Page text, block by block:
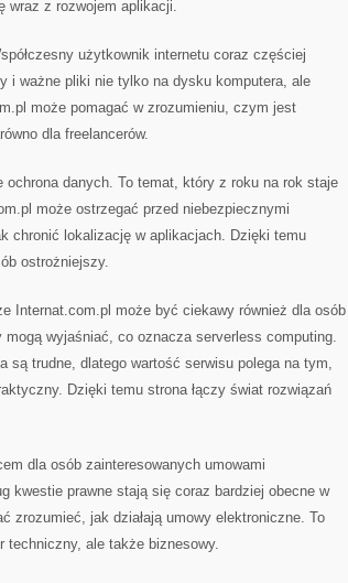
wraz z rozwojem aplikacji.
użytkownik internetu coraz częściej
i ważne pliki nie tylko na dysku komputera, ale
może pomagać w zrozumieniu, czym jest
dla freelancerów.
danych. To temat, który z roku na rok staje
może ostrzegać przed niebezpiecznymi
chronić lokalizację w aplikacjach. Dzięki temu
ostrożniejszy.
Internat.com.pl może być ciekawy również dla osób
mogą wyjaśniać, co oznacza serverless computing.
są trudne, dlatego wartość serwisu polega na tym,
Dzięki temu strona łączy świat rozwiązań
dla osób zainteresowanych umowami
kwestie prawne stają się coraz bardziej obecne w
zrozumieć, jak działają umowy elektroniczne. To
techniczny, ale także biznesowy.